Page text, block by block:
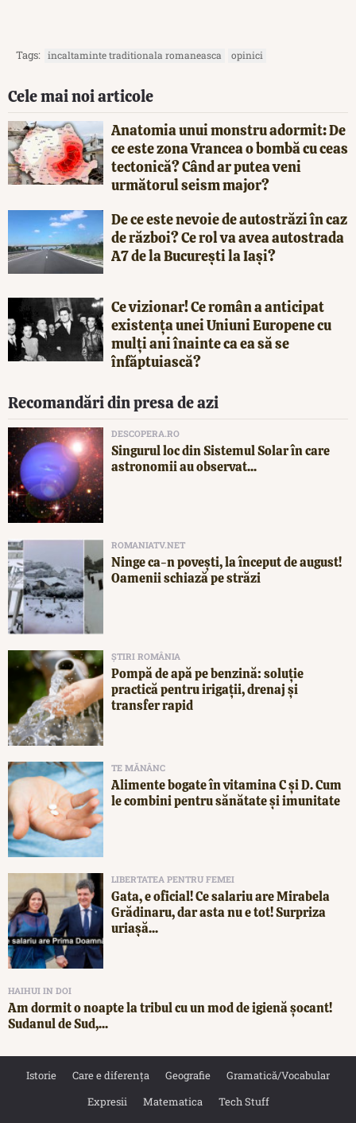
Tags: incaltaminte traditionala romaneasca opinici
Cele mai noi articole
Anatomia unui monstru adormit: De
ce este zona Vrancea o bombă cu ceas
tectonică? Când ar putea veni
următorul seism major?
De ce este nevoie de autostrăzi în caz
de război? Ce rol va avea autostrada
A7 de la București la Iași?
Ce vizionar! Ce român a anticipat
existența unei Uniuni Europene cu
mulți ani înainte ca ea să se
înfăptuiască?
Recomandări din presa de azi
DESCOPERA.RO
Singurul loc din Sistemul Solar în care
astronomii au observat...
ROMANIATV.NET
Ninge ca-n povești, la început de august!
Oamenii schiază pe străzi
ȘTIRI ROMÂNIA
Pompă de apă pe benzină: soluție
practică pentru irigații, drenaj și
transfer rapid
TE MĂNÂNC
Alimente bogate în vitamina C și D. Cum
le combini pentru sănătate și imunitate
LIBERTATEA PENTRU FEMEI
Gata, e oficial! Ce salariu are Mirabela
Grădinaru, dar asta nu e tot! Surpriza
uriașă...
HAIHUI IN DOI
Am dormit o noapte la tribul cu un mod de igienă șocant!
Sudanul de Sud,...
Istorie Care e diferența Geografie
Gramatică/Vocabular
Expresii
Matematica Tech Stuff